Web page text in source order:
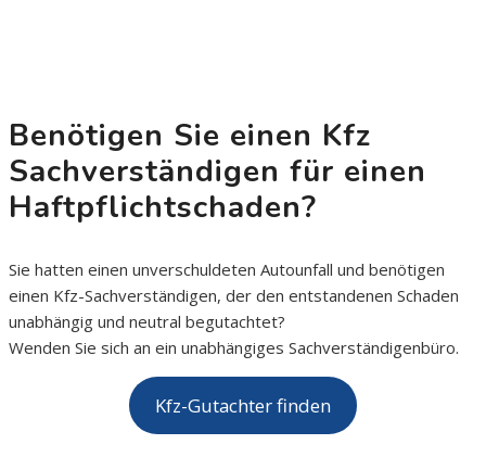
Benötigen Sie einen Kfz
Sachverständigen für einen
Haftpflichtschaden?
Sie hatten einen unverschuldeten Autounfall und benötigen
einen Kfz-Sachverständigen, der den entstandenen Schaden
unabhängig und neutral begutachtet?
Wenden Sie sich an ein unabhängiges Sachverständigenbüro.
Kfz-Gutachter finden